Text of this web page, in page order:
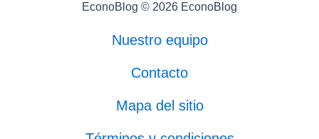
EconoBlog © 2026 EconoBlog
Nuestro equipo
Contacto
Mapa del sitio